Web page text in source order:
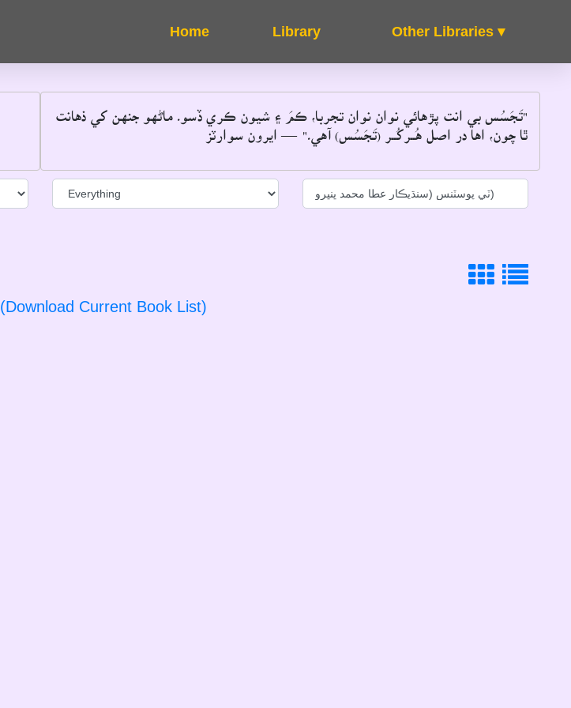
About FAQ's
Other Libraries ▾
"تَجَسُس بي انت پڙهائي نوان نوان تجربا، ڪمَ ۽ شيون ڪري ڏسو۔ ماڻهو جنهن کي ذهانت
ٿا چون، اها در اصل هُــرکُــر (تَجَسُس) آهي۔" ― ايرون سوارٽز
(Download Current Book List)